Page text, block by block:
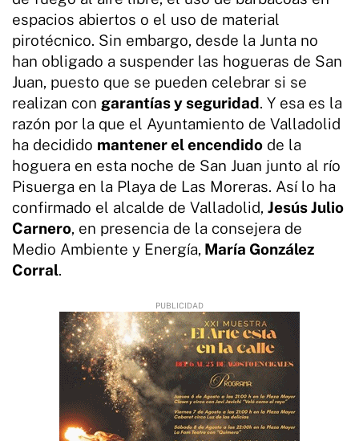
espacios abiertos o el uso de material
pirotécnico. Sin embargo, desde la Junta no
han obligado a suspender las hogueras de San
Juan, puesto que se pueden celebrar si se
realizan con garantías y seguridad. Y esa es la
razón por la que el Ayuntamiento de Valladolid
ha decidido mantener el encendido de la
hoguera en esta noche de San Juan junto al río
Pisuerga en la Playa de Las Moreras. Así lo ha
confirmado el alcalde de Valladolid, Jesús Julio
Carnero, en presencia de la consejera de
Medio Ambiente y Energía, María González
Corral.